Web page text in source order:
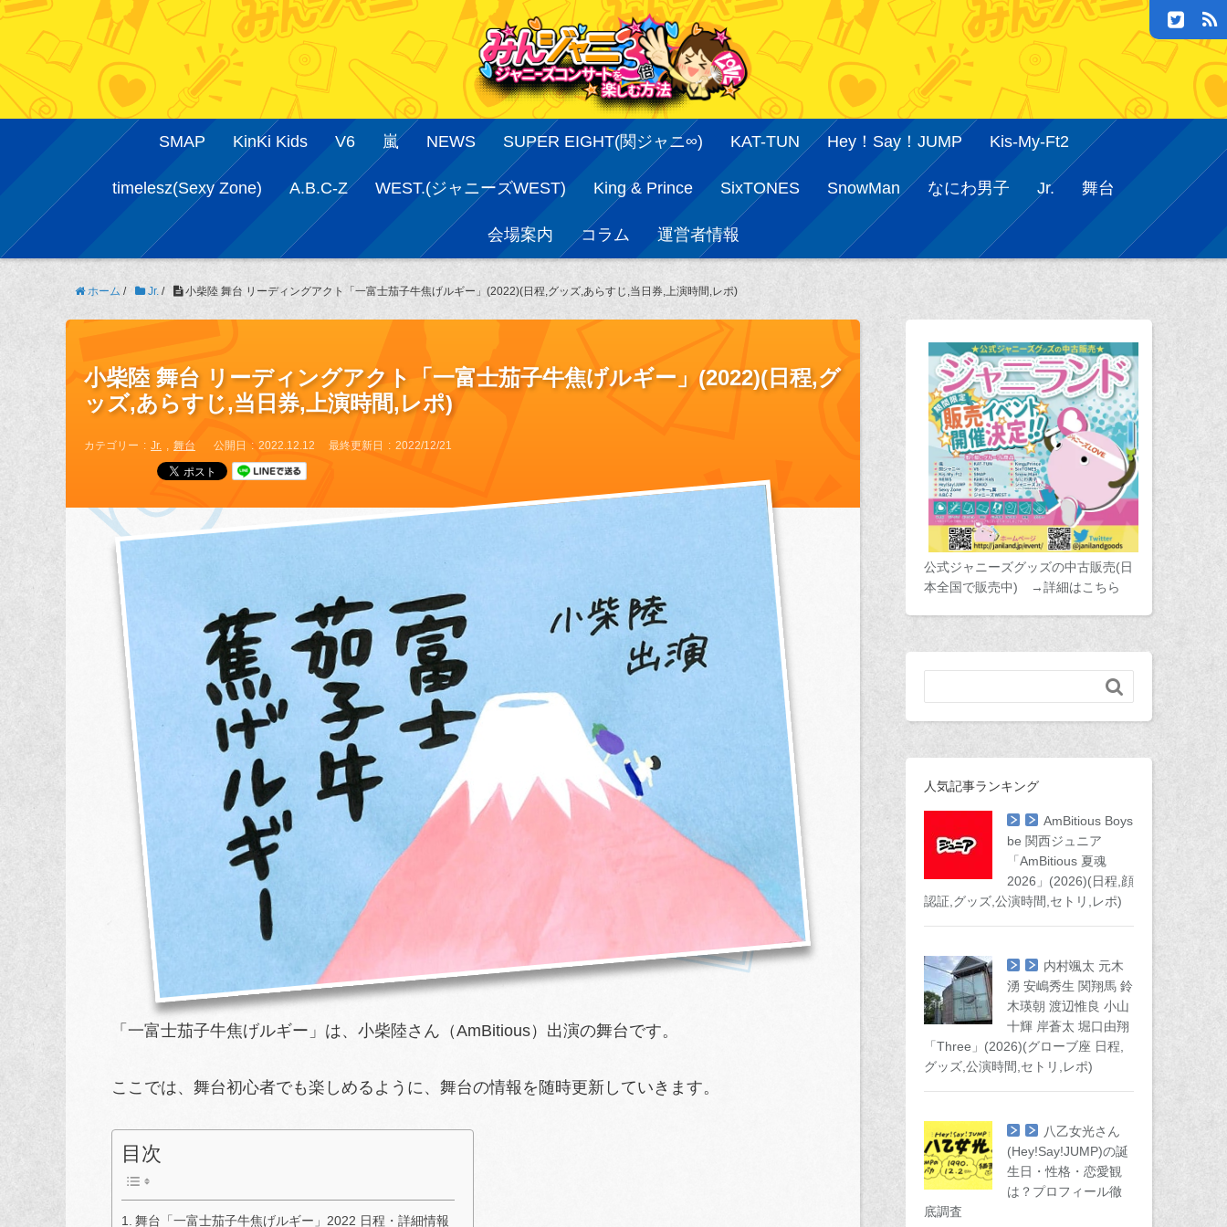
SMAP KinKi Kids V6 嵐 NEWS SUPER EIGHT(関ジャニ∞) KAT-TUN Hey！Say！JUMP Kis-My-Ft2
timelesz(Sexy Zone) A.B.C-Z WEST.(ジャニーズWEST) King & Prince SixTONES SnowMan なにわ男子 Jr. 舞台
会場案内 コラム 運営者情報
ホーム / Jr. / 小柴陸 舞台 リーディングアクト「一富士茄子牛焦げルギー」(2022)(日程,グッズ,あらすじ,当日券,上演時間,レポ)
小柴陸 舞台 リーディングアクト「一富士茄子牛焦げルギー」(2022)(日程,グ
ッズ,あらすじ,当日券,上演時間,レポ)
カテゴリー Jr. 舞台 公開日 2022.12.12 最終更新日 2022/12/21
「一富士茄子牛焦げルギー」は、小柴陸さん（AmBitious）出演の舞台です。
ここでは、舞台初心者でも楽しめるように、舞台の情報を随時更新していきます。
目次
舞台「一富士茄子牛焦げルギー」2022 日程・詳細情報
公式ジャニーズグッズの中古販売(日
本全国で販売中) →詳細はこちら

人気記事ランキング
AmBitious Boys
be 関西ジュニア
「AmBitious 夏魂
2026」(2026)(日程,顔
認証,グッズ,公演時間,セトリ,レポ)
内村颯太 元木
湧 安嶋秀生 関翔馬 鈴
木瑛朝 渡辺惟良 小山
十輝 岸蒼太 堀口由翔
「Three」(2026)(グローブ座 日程,
グッズ,公演時間,セトリ,レポ)
八乙女光さん
(Hey!Say!JUMP)の誕
生日・性格・恋愛観
は？プロフィール徹
底調査